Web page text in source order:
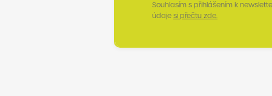
Souhlasím s přihlášením k
údaje si přečtu zde.